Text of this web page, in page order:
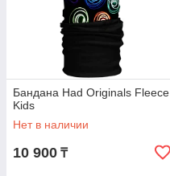
Бандана Had Originals Fleece
Kids
Нет в наличии
10 900 ₸